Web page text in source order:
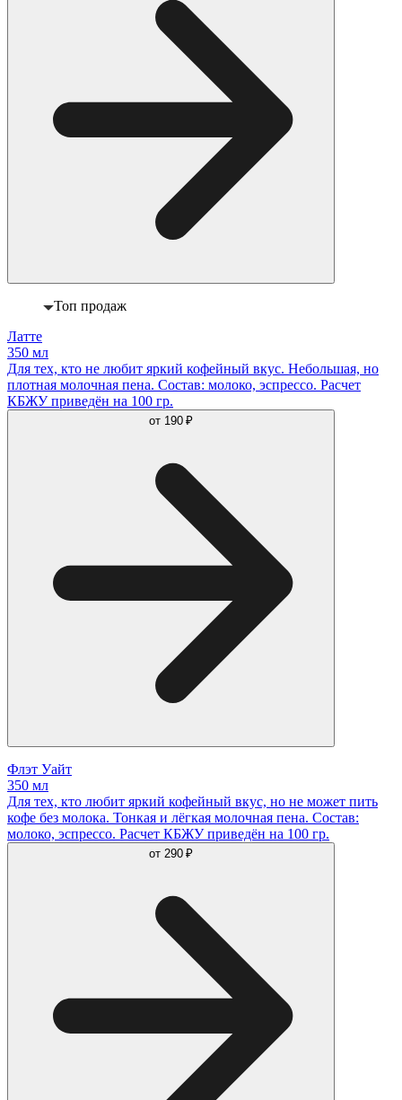
Топ продаж
Латте
350 мл
Для тех, кто не любит яркий кофейный вкус. Небольшая, но
плотная молочная пена. Состав: молоко, эспрессо. Расчет
КБЖУ приведён на 100 гр.
от 190 ₽
Флэт Уайт
350 мл
Для тех, кто любит яркий кофейный вкус, но не может пить
кофе без молока. Тонкая и лёгкая молочная пена. Состав:
молоко, эспрессо. Расчет КБЖУ приведён на 100 гр.
от 290 ₽